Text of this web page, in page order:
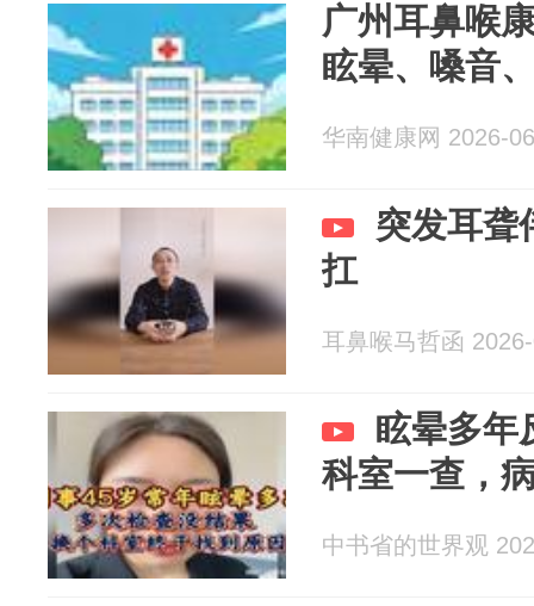
广州耳鼻喉
眩晕、嗓音
华南健康网 2026-
突发耳聋
扛
耳鼻喉马哲函
眩晕多年
科室一查，
中书省的世界观